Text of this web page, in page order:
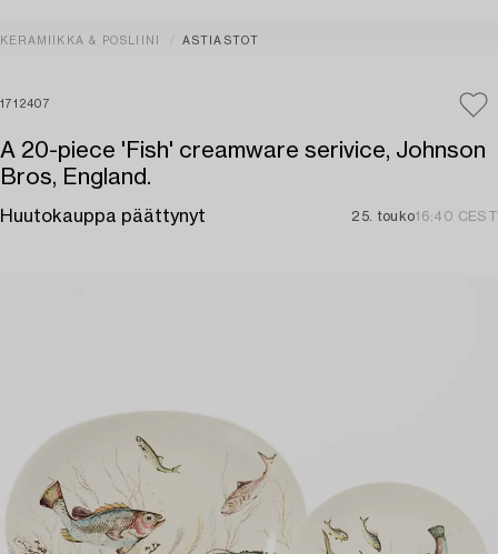
KERAMIIKKA & POSLIINI ASTIASTOT
1712407
A 20-piece 'Fish' creamware serivice, Johnson
Bros, England.
Huutokauppa päättynyt 25. touko16:40 CEST